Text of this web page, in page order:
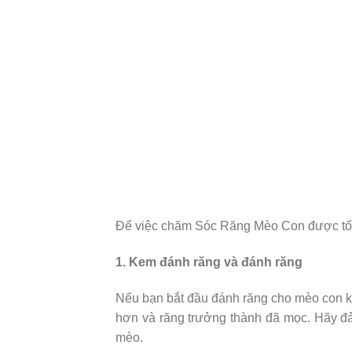
Để việc chăm Sóc Răng Mèo Con được
1. Kem đánh răng và đánh răng
Nếu bạn bắt đầu đánh răng cho mèo
hơn và răng trưởng thành đã mọc. Hãy
mèo.